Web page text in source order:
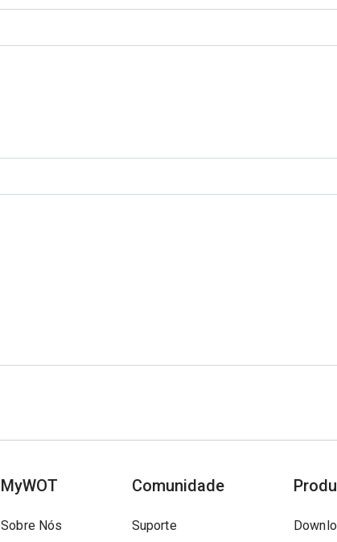
MyWOT
Sobre Nós
Comunidade
Suporte